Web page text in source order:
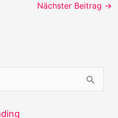
Nächster Beitrag →